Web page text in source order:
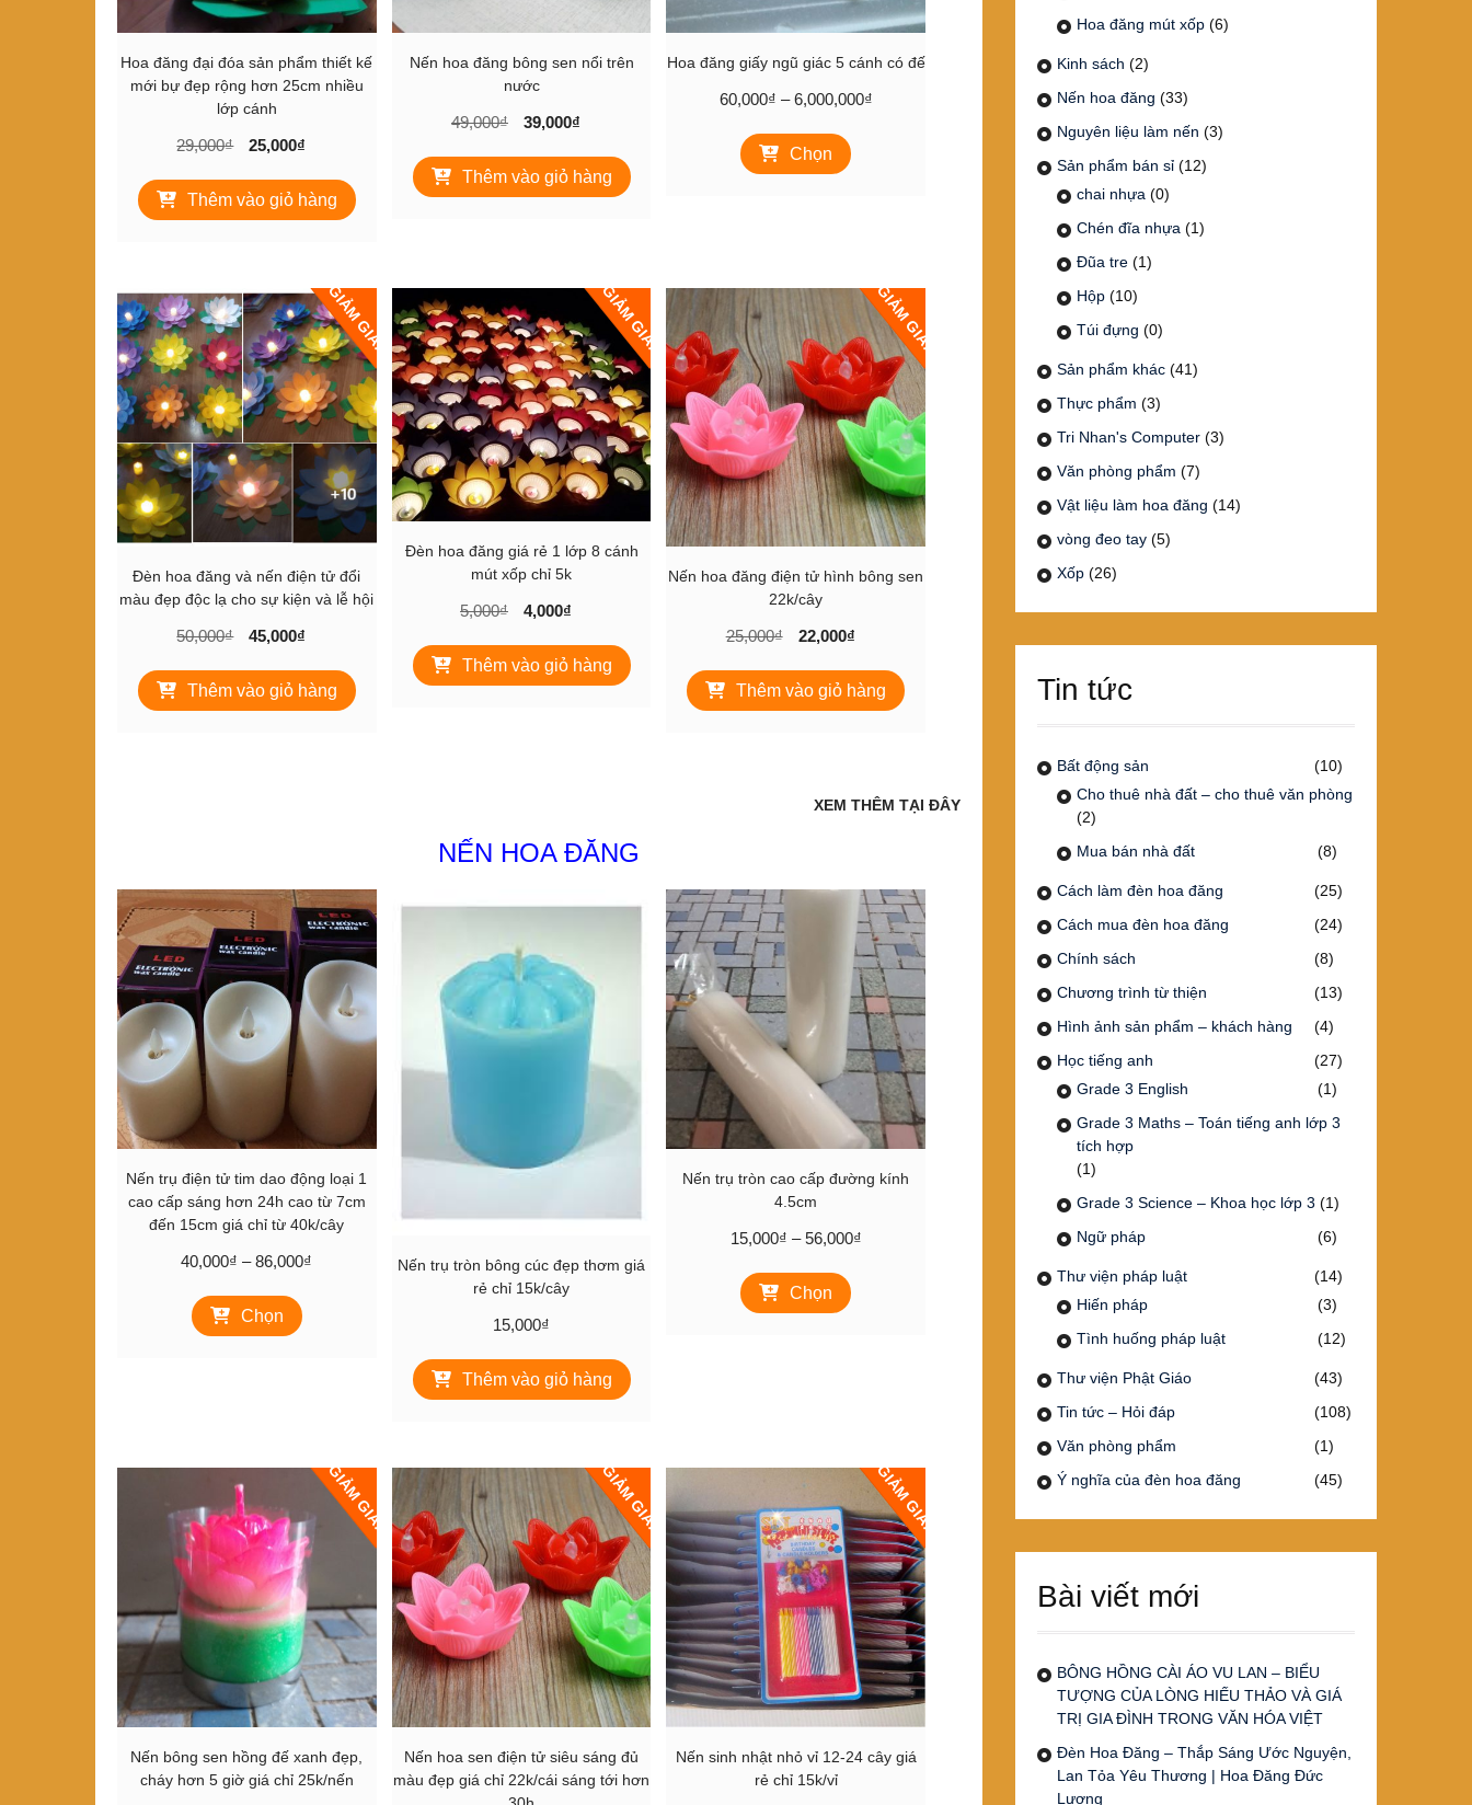
Hoa đăng đại đóa sản phẩm thiết kế
mới bự đẹp rộng hơn 25cm nhiều
lớp cánh
29,000₫
Giá
là:
29,000₫.
25,000₫
tại
là:
Thêm vào giỏ hàng
Nến hoa đăng bông sen nổi trên
nước
49,000₫
Giá
là:
49,000₫.
39,000₫
tại
là:
Thêm vào giỏ hàng
Hoa đăng giấy ngũ giác 5 cánh có đế
60,000₫ – 6,000,000₫Khoảng
Chọn
phẩm
Các
tùy
chọn
có
thể
được
chọn
trên
trang
sản
phẩm
GIẢM GIÁ!
Đèn hoa đăng và nến điện tử đổi
màu đẹp độc lạ cho sự kiện và lễ hội
50,000₫
Giá
là:
50,000₫.
45,000₫
tại
là:
Thêm vào giỏ hàng
GIẢM GIÁ!
Đèn hoa đăng giá rẻ 1 lớp 8 cánh
mút xốp chỉ 5k
5,000₫
Giá
là:
5,000₫.
4,000₫
tại
là:
Thêm vào giỏ hàng
GIẢM GIÁ!
Nến hoa đăng điện tử hình bông sen
22k/cây
25,000₫
Giá
là:
25,000₫.
22,000₫
tại
là:
Thêm vào giỏ hàng
XEM THÊM TẠI ĐÂY
NẾN HOA ĐĂNG
Nến trụ điện tử tim dao động loại 1
cao cấp sáng hơn 24h cao từ 7cm
đến 15cm giá chỉ từ 40k/cây
40,000₫ – 86,000₫
Chọn
phẩm
tùy
chọn
có
thể
được
chọn
trên
trang
sản
phẩm
Nến trụ tròn bông cúc đẹp thơm giá
rẻ chỉ 15k/cây
15,000₫
Thêm vào giỏ hàng
Nến trụ tròn cao cấp đường kính
4.5cm
15,000₫ – 56,000₫Khoảng
Chọn
phẩm
chọn
thể
được
chọn
trên
trang
sản
phẩm
GIẢM GIÁ!
Nến bông sen hồng đế xanh đẹp,
cháy hơn 5 giờ giá chỉ 25k/nến
GIẢM GIÁ!
Nến hoa sen điện tử siêu sáng đủ
màu đẹp giá chỉ 22k/cái sáng tới hơn
GIẢM GIÁ!
Nến sinh nhật nhỏ vỉ 12-24 cây giá
rẻ chỉ 15k/vỉ
Hoa đăng mút xốp (6)
Kinh sách (2)
Nến hoa đăng (33)
Nguyên liệu làm nến (3)
Sản phẩm bán sỉ (12)
chai nhựa (0)
Chén đĩa nhựa (1)
Đũa tre (1)
Hộp (10)
Túi đựng (0)
Sản phẩm khác (41)
Thực phẩm (3)
Tri Nhan's Computer (3)
Văn phòng phẩm (7)
Vật liệu làm hoa đăng (14)
vòng đeo tay (5)
Xốp (26)
Tin tức
Bất động sản
(10)
Cho thuê nhà đất – cho thuê văn phòng
(2)
Mua bán nhà đất
(8)
Cách làm đèn hoa đăng
(25)
Cách mua đèn hoa đăng
(24)
Chính sách
(8)
Chương trình từ thiện
(13)
Hình ảnh sản phẩm – khách hàng
(4)
Học tiếng anh
(27)
Grade 3 English
(1)
Grade 3 Maths – Toán tiếng anh lớp 3
tích hợp
(1)
Grade 3 Science – Khoa học lớp 3 (1)
Ngữ pháp
(6)
Thư viện pháp luật
(14)
Hiến pháp
(3)
Tình huống pháp luật
(12)
Thư viện Phật Giáo
(43)
Tin tức – Hỏi đáp
(108)
Văn phòng phẩm
(1)
Ý nghĩa của đèn hoa đăng
(45)
Bài viết mới
BÔNG HỒNG CÀI ÁO VU LAN – BIỂU
TƯỢNG CỦA LÒNG HIẾU THẢO VÀ GIÁ
TRỊ GIA ĐÌNH TRONG VĂN HÓA VIỆT
Đèn Hoa Đăng – Thắp Sáng Ước Nguyện,
Lan Tỏa Yêu Thương | Hoa Đăng Đức
Lương